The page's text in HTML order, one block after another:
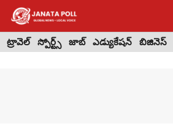
Skip
content
ట్రావెల్ స్పోర్ట్స్ జాబ్ ఎడ్యుకేషన్ బిజినెస్